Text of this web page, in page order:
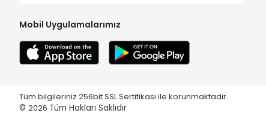
Mobil Uygulamalarımız
Tüm bilgileriniz 256bit SSL Sertifikası ile korunmaktadır.
© 2026 Tüm Hakları Saklıdır